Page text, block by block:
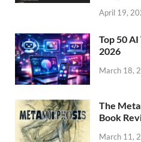
April 19,
Top 50
2026
March 18,
The
Book
March 11,